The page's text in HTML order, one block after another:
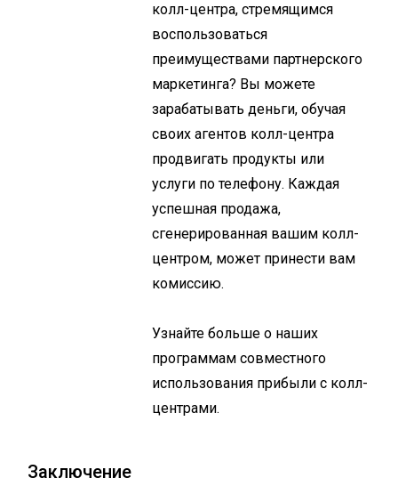
колл-центра, стремящимся
воспользоваться
преимуществами партнерского
маркетинга? Вы можете
зарабатывать деньги, обучая
своих агентов колл-центра
продвигать продукты или
услуги по телефону. Каждая
успешная продажа,
сгенерированная вашим колл-
центром, может принести вам
комиссию.
Узнайте больше о наших
программам совместного
использования прибыли с колл-
центрами.
Заключение